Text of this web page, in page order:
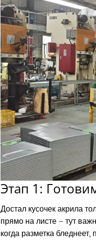
Этап 1:
Достал кусочек акрила
прямо на листе – тут
когда разметка